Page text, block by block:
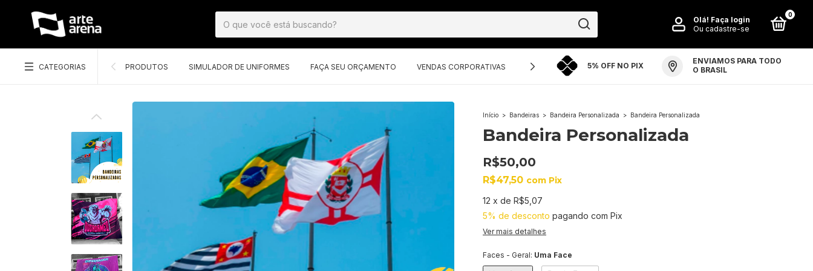
Olá! Faça login
Ou cadastre-se
0
CATEGORIAS PRODUTOS SIMULADOR DE UNIFORMES FAÇA SEU ORÇAMENTO VENDAS CORPORATIVAS GRUPO ARTE ARENA PERGUNTAS FREQUENTES
5% OFF NO PIX
ENVIAMOS PARA TODO
O BRASIL
Início > Bandeiras > Bandeira Personalizada > Bandeira Personalizada
Bandeira Personalizada
R$50,00
R$47,50 com Pix
12 x de R$5,07
5% de desconto pagando com Pix
Ver mais detalhes
Faces - Geral: Uma Face